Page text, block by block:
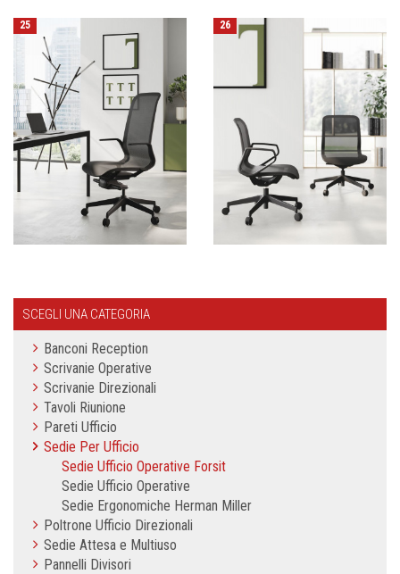
25 26
SCEGLI UNA CATEGORIA
Banconi Reception
Scrivanie Operative
Scrivanie Direzionali
Tavoli Riunione
Pareti Ufficio
Sedie Per Ufficio
Sedie Ufficio Operative Forsit
Sedie Ufficio Operative
Sedie Ergonomiche Herman Miller
Poltrone Ufficio Direzionali
Sedie Attesa e Multiuso
Pannelli Divisori